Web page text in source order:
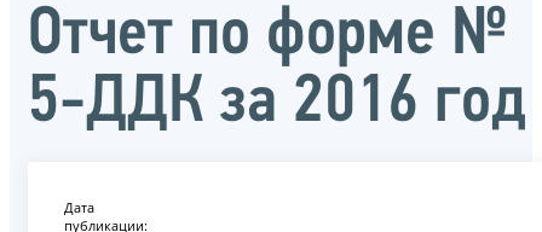
Отчет по форме №
5-ДДК за 2016 год
Дата
публикации: